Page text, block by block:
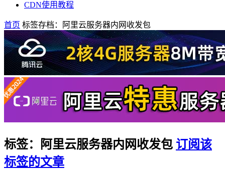
CDN使用教程
首页 标签存档：阿里云服务器内网收发包
标签：阿里云服务器内网收发包 订阅该
标签的文章